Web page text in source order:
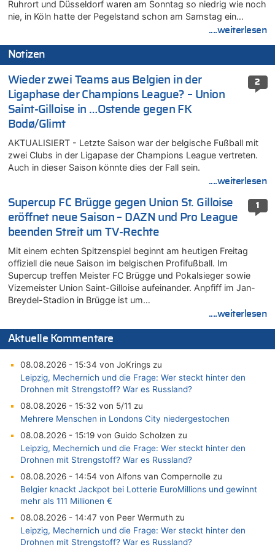
Ruhrort und Düsseldorf waren am Sonntag so niedrig wie noch
nie, in Köln hatte der Pegelstand schon am Samstag ein…
....weiterlesen
Notizen
2
Wieder zwei Teams aus Belgien in der
Ligaphase der Champions League? – Union
Saint-Gilloise in …Ostende gegen FK
Bodø/Glimt
AKTUALISIERT - Letzte Saison war der belgische Fußball mit
zwei Clubs in der Ligapase der Champions League vertreten.
Auch in dieser Saison könnte dies der Fall sein.
....weiterlesen
1
Supercup FC Brügge gegen Union St. Gilloise
eröffnet neue Saison – DAZN und Pro League
beenden Streit um TV-Rechte
Mit einem echten Spitzenspiel beginnt am heutigen Freitag
offiziell die neue Saison im belgischen Profifußball. Im
Supercup treffen Meister FC Brügge und Pokalsieger sowie
Vizemeister Union Saint-Gilloise aufeinander. Anpfiff im Jan-
Breydel-Stadion in Brügge ist um…
....weiterlesen
Aktuelle Kommentare
08.08.2026 - 15:34 von JoKrings zu
Leipzig, Mechernich und die Frage: Wer steckt hinter den
Drohnen mit Strengstoff? War es Russland?
08.08.2026 - 15:32 von 5/11 zu
Mehrere Menschen in Londons City niedergestochen
08.08.2026 - 15:19 von Guido Scholzen zu
Leipzig, Mechernich und die Frage: Wer steckt hinter den
Drohnen mit Strengstoff? War es Russland?
08.08.2026 - 14:54 von Alfons van Compernolle zu
Belgier knackt Jackpot bei Lotterie EuroMillions und gewinnt
mehr als 111 Millionen €
08.08.2026 - 14:47 von Peer Wermuth zu
Leipzig, Mechernich und die Frage: Wer steckt hinter den
Drohnen mit Strengstoff? War es Russland?